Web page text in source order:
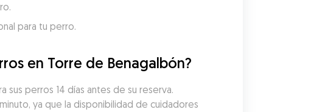
para tu perro.
en Torre de Benagalbón?
perros 14 días antes de su reserva.
ya que la disponibilidad de cuidadores